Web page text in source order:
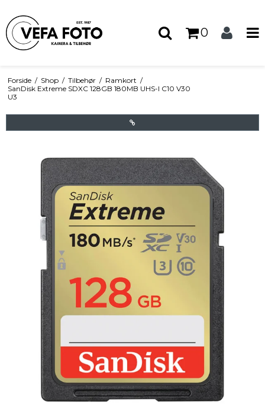
0
Forside / Shop / Tilbehør / Ramkort /
SanDisk Extreme SDXC 128GB 180MB UHS-I C10 V30
U3